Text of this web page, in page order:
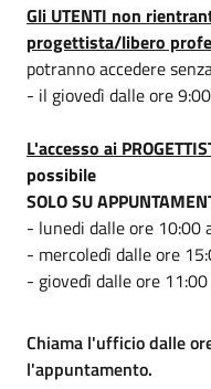
Gli UTENTI non
progettista/libero
potranno accedere
- il giovedì dalle ore
L'accesso ai
possibile
SOLO SU
- lunedi dalle ore 10:00
- mercoledì dalle ore
- giovedì dalle ore
Chiama l'ufficio dalle
l'appuntamento.